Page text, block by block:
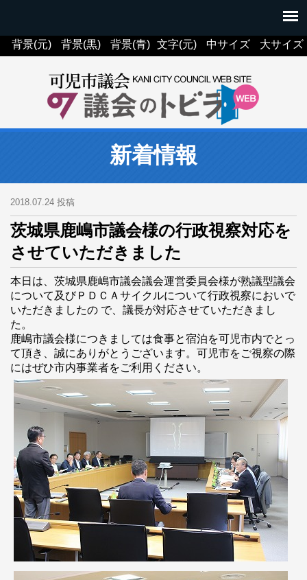
文字(元) 中サイズ 大サイズ
背景(元) 背景(黒) 背景(青)
新着情報
2018.07.24 投稿
茨城県鹿嶋市議会様の行政視察対応を
させていただきました
本日は、茨城県鹿嶋市議会議会運営委員会様が熟議型議会
について及びＰＤＣＡサイクルについて行政視察においで
いただきましたの で、議長が対応させていただきまし
た。
鹿嶋市議会様につきましては食事と宿泊を可児市内でとっ
て頂き、誠にありがとうございます。可児市をご視察の際
にはぜひ市内事業者をご利用ください。